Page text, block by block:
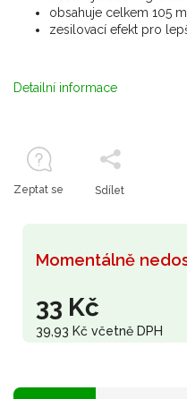
33 Kč
39,93 Kč včetně DPH
Momentálně
obsahuje celkem 105
zesilovací efekt pro
Detailní informace
Zeptat se Sdílet